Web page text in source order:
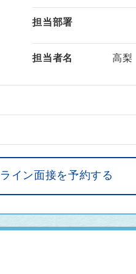
担当部署
担当者名 高
イン面接を予約する